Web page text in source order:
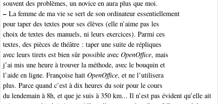
souvent des problèmes, un novice en aura plus que moi.
–La femme de ma vie se sert de son ordinateur essentiellement
pour taper des textes pour ses élèves (elle n’aime pas les
choix de textes des manuels, ni leurs exercices). Parmi ces
textes, des pièces de théâtre : taper une suite de répliques
avec leurs tirets est bien sûr possible avec OpenOffice, mais
j’ai mis une heure à trouver la méthode, avec le bouquin et
l’aide en ligne. Françoise hait OpenOffice, et ne l’utilisera
plus. Parce quand c’est à dix heures du soir pour le cours
du lendemain à 8h, et que je suis à 350 km... Il n’est pas évident qu’elle ait